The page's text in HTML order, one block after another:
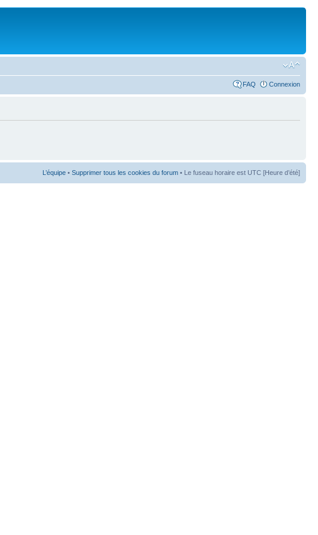
FAQ Connexion
L’équipe • Supprimer tous les cookies du forum • Le fuseau horaire est UTC [Heure d’été]